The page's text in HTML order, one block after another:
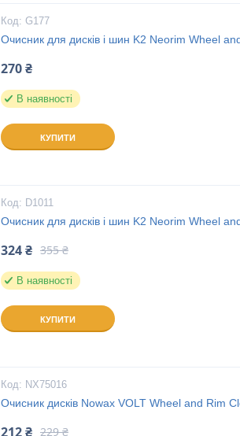
G177
Очисник для дисків і шин K2 Neorim Wheel
270 ₴
В наявності
КУПИТИ
D1011
Очисник для дисків і шин K2 Neorim Wheel
324 ₴ 355 ₴
В наявності
КУПИТИ
NX75016
Очисник дисків Nowax VOLT Wheel and Rim
212 ₴ 229 ₴